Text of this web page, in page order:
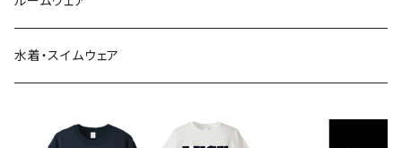
サンダル
帽子
水着・スイムウェア